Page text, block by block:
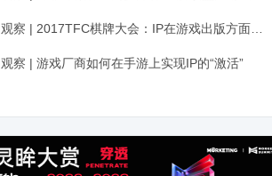
观察 | 游戏厂商如何在手游上实现IP的“激活”